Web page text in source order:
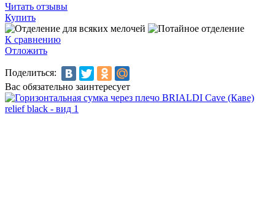
Читать отзывы
Купить
К сравнению
Отложить
Поделиться:
Вас обязательно заинтересует